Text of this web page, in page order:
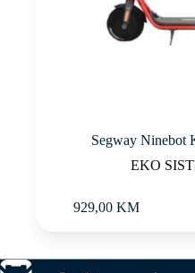
Segway Ninebot
EKO
929,00 KM